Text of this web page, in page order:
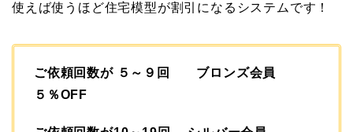
使えば使うほど住宅模型が割引になるシステムです！
ご依頼回数が ５～９回 ブロンズ会員
５％OFF